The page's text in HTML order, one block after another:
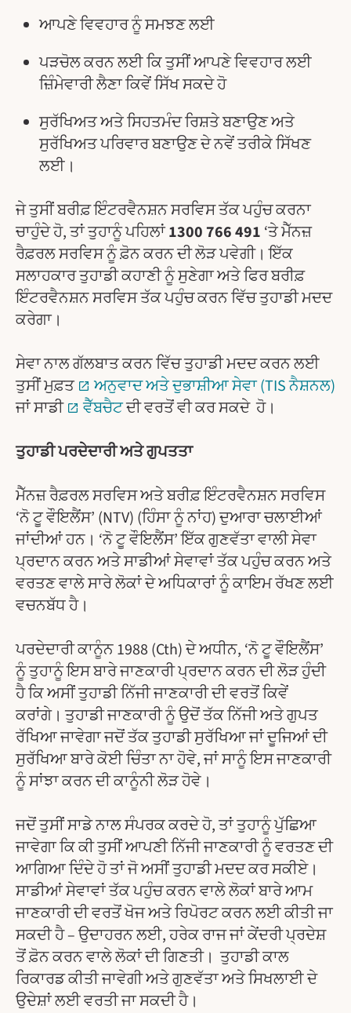
ਆਪਣੇ ਵਿਵਹਾਰ ਨੂੰ ਸਮਝਣ ਲਈ
ਪੜਚੋਲ ਕਰਨ ਲਈ ਕਿ ਤੁਸੀਂ ਆਪਣੇ ਵਿਵਹਾਰ ਲਈ
ਜ਼ਿੰਮੇਵਾਰੀ ਲੈਣਾ ਕਿਵੇਂ ਸਿੱਖ ਸਕਦੇ ਹੋ
ਸੁਰੱਖਿਅਤ ਅਤੇ ਸਿਹਤਮੰਦ ਰਿਸ਼ਤੇ ਬਣਾਉਣ ਅਤੇ
ਸੁਰੱਖਿਅਤ ਪਰਿਵਾਰ ਬਣਾਉਣ ਦੇ ਨਵੇਂ ਤਰੀਕੇ ਸਿੱਖਣ
ਲਈ।
ਜੇ ਤੁਸੀਂ ਬਰੀਫ਼ ਇੰਟਰਵੈਨਸ਼ਨ ਸਰਵਿਸ ਤੱਕ ਪਹੁੰਚ ਕਰਨਾ
ਚਾਹੁੰਦੇ ਹੋ, ਤਾਂ ਤੁਹਾਨੂੰ ਪਹਿਲਾਂ1300 766 491 ‘ਤੇ ਮੈੱਨਜ਼
ਰੈਫ਼ਰਲ ਸਰਵਿਸ ਨੂੰ ਫ਼ੋਨ ਕਰਨ ਦੀ ਲੋੜ ਪਵੇਗੀ। ਇੱਕ
ਸਲਾਹਕਾਰ ਤੁਹਾਡੀ ਕਹਾਣੀ ਨੂੰ ਸੁਣੇਗਾ ਅਤੇ ਫਿਰ ਬਰੀਫ਼
ਇੰਟਰਵੈਨਸ਼ਨ ਸਰਵਿਸ ਤੱਕ ਪਹੁੰਚ ਕਰਨ ਵਿੱਚ ਤੁਹਾਡੀ ਮਦਦ
ਕਰੇਗਾ।
ਸੇਵਾ ਨਾਲ ਗੱਲਬਾਤ ਕਰਨ ਵਿੱਚ ਤੁਹਾਡੀ ਮਦਦ ਕਰਨ ਲਈ
ਤੁਸੀਂ ਮੁਫ਼ਤ
ਅਨੁਵਾਦ ਅਤੇ ਦੁਭਾਸ਼ੀਆ ਸੇਵਾ (TIS ਨੈਸ਼ਨਲ)
ਜਾਂ ਸਾਡੀ
ਵੈੱਬਚੈਟਦੀ ਵਰਤੋਂ ਵੀ ਕਰ ਸਕਦੇ ਹੋ।
ਤੁਹਾਡੀ ਪਰਦੇਦਾਰੀ ਅਤੇ ਗੁਪਤਤਾ
ਮੈੱਨਜ਼ ਰੈਫ਼ਰਲ ਸਰਵਿਸ ਅਤੇ ਬਰੀਫ਼ ਇੰਟਰਵੈਨਸ਼ਨ ਸਰਵਿਸ
‘ਨੋ ਟੂ ਵੌਇਲੈਂਸ’ (NTV) (ਹਿੰਸਾ ਨੂੰ ਨਾਂਹ) ਦੁਆਰਾ ਚਲਾਈਆਂ
ਜਾਂਦੀਆਂ ਹਨ। ‘ਨੋ ਟੂ ਵੌਇਲੈਂਸ’ ਇੱਕ ਗੁਣਵੱਤਾ ਵਾਲੀ ਸੇਵਾ
ਪ੍ਰਦਾਨ ਕਰਨ ਅਤੇ ਸਾਡੀਆਂ ਸੇਵਾਵਾਂ ਤੱਕ ਪਹੁੰਚ ਕਰਨ ਅਤੇ
ਵਰਤਣ ਵਾਲੇ ਸਾਰੇ ਲੋਕਾਂ ਦੇ ਅਧਿਕਾਰਾਂ ਨੂੰ ਕਾਇਮ ਰੱਖਣ ਲਈ
ਵਚਨਬੱਧ ਹੈ।
ਪਰਦੇਦਾਰੀ ਕਾਨੂੰਨ 1988 (Cth) ਦੇ ਅਧੀਨ, ‘ਨੋ ਟੂ ਵੌਇਲੈਂਸ’
ਨੂੰ ਤੁਹਾਨੂੰ ਇਸ ਬਾਰੇ ਜਾਣਕਾਰੀ ਪ੍ਰਦਾਨ ਕਰਨ ਦੀ ਲੋੜ ਹੁੰਦੀ
ਹੈ ਕਿ ਅਸੀਂ ਤੁਹਾਡੀ ਨਿੱਜੀ ਜਾਣਕਾਰੀ ਦੀ ਵਰਤੋਂ ਕਿਵੇਂ
ਕਰਾਂਗੇ। ਤੁਹਾਡੀ ਜਾਣਕਾਰੀ ਨੂੰ ਉਦੋਂ ਤੱਕ ਨਿੱਜੀ ਅਤੇ ਗੁਪਤ
ਰੱਖਿਆ ਜਾਵੇਗਾ ਜਦੋਂ ਤੱਕ ਤੁਹਾਡੀ ਸੁਰੱਖਿਆ ਜਾਂ ਦੂਜਿਆਂ ਦੀ
ਸੁਰੱਖਿਆ ਬਾਰੇ ਕੋਈ ਚਿੰਤਾ ਨਾ ਹੋਵੇ, ਜਾਂ ਸਾਨੂੰ ਇਸ ਜਾਣਕਾਰੀ
ਨੂੰ ਸਾਂਝਾ ਕਰਨ ਦੀ ਕਾਨੂੰਨੀ ਲੋੜ ਹੋਵੇ।
ਜਦੋਂ ਤੁਸੀਂ ਸਾਡੇ ਨਾਲ ਸੰਪਰਕ ਕਰਦੇ ਹੋ, ਤਾਂ ਤੁਹਾਨੂੰ ਪੁੱਛਿਆ
ਜਾਵੇਗਾ ਕਿ ਕੀ ਤੁਸੀਂ ਆਪਣੀ ਨਿੱਜੀ ਜਾਣਕਾਰੀ ਨੂੰ ਵਰਤਣ ਦੀ
ਆਗਿਆ ਦਿੰਦੇ ਹੋ ਤਾਂ ਜੋ ਅਸੀਂ ਤੁਹਾਡੀ ਮਦਦ ਕਰ ਸਕੀਏ।
ਸਾਡੀਆਂ ਸੇਵਾਵਾਂ ਤੱਕ ਪਹੁੰਚ ਕਰਨ ਵਾਲੇ ਲੋਕਾਂ ਬਾਰੇ ਆਮ
ਜਾਣਕਾਰੀ ਦੀ ਵਰਤੋਂ ਖੋਜ ਅਤੇ ਰਿਪੋਰਟ ਕਰਨ ਲਈ ਕੀਤੀ ਜਾ
ਸਕਦੀ ਹੈ – ਉਦਾਹਰਨ ਲਈ, ਹਰੇਕ ਰਾਜ ਜਾਂ ਕੇਂਦਰੀ ਪ੍ਰਦੇਸ਼
ਤੋਂ ਫ਼ੋਨ ਕਰਨ ਵਾਲੇ ਲੋਕਾਂ ਦੀ ਗਿਣਤੀ। ਤੁਹਾਡੀ ਕਾਲ
ਰਿਕਾਰਡ ਕੀਤੀ ਜਾਵੇਗੀ ਅਤੇ ਗੁਣਵੱਤਾ ਅਤੇ ਸਿਖਲਾਈ ਦੇ
ਉਦੇਸ਼ਾਂ ਲਈ ਵਰਤੀ ਜਾ ਸਕਦੀ ਹੈ।